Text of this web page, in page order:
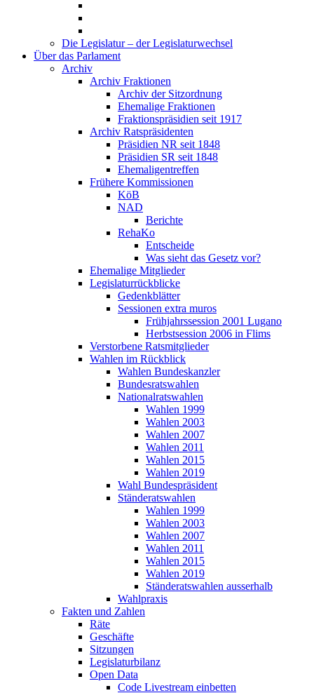
Die Legislatur – der Legislaturwechsel
Über das Parlament
Archiv
Archiv Fraktionen
Archiv der Sitzordnung
Ehemalige Fraktionen
Fraktionspräsidien seit 1917
Archiv Ratspräsidenten
Präsidien NR seit 1848
Präsidien SR seit 1848
Ehemaligentreffen
Frühere Kommissionen
KöB
NAD
Berichte
RehaKo
Entscheide
Was sieht das Gesetz vor?
Ehemalige Mitglieder
Legislaturrückblicke
Gedenkblätter
Sessionen extra muros
Frühjahrssession 2001 Lugano
Herbstsession 2006 in Flims
Verstorbene Ratsmitglieder
Wahlen im Rückblick
Wahlen Bundeskanzler
Bundesratswahlen
Nationalratswahlen
Wahlen 1999
Wahlen 2003
Wahlen 2007
Wahlen 2011
Wahlen 2015
Wahlen 2019
Wahl Bundespräsident
Ständeratswahlen
Wahlen 1999
Wahlen 2003
Wahlen 2007
Wahlen 2011
Wahlen 2015
Wahlen 2019
Ständeratswahlen ausserhalb
Wahlpraxis
Fakten und Zahlen
Räte
Geschäfte
Sitzungen
Legislaturbilanz
Open Data
Code Livestream einbetten